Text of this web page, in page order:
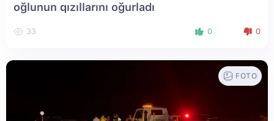
oğlunun qızıllarını oğurladı
33 0 0
FOTO